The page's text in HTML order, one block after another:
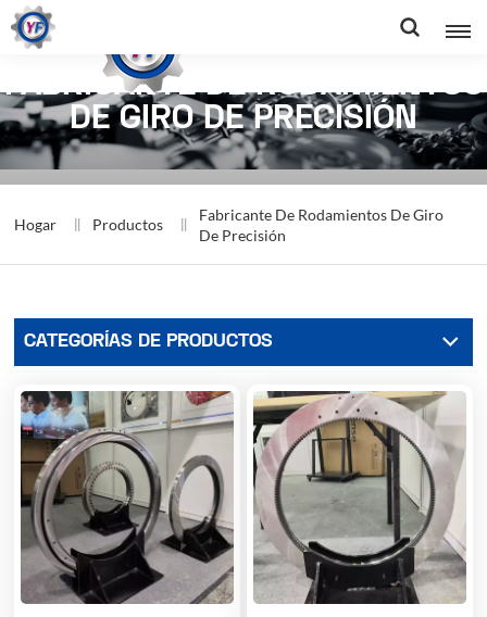
FABRICANTE DE RODAMIENTOS
DE GIRO DE PRECISIÓN
Hogar Productos
Fabricante De Rodamientos De Giro
De Precisión
CATEGORÍAS DE PRODUCTOS